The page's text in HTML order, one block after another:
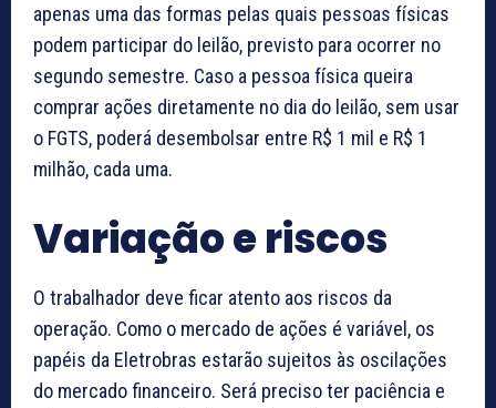
apenas uma das formas pelas quais pessoas físicas
podem participar do leilão, previsto para ocorrer no
segundo semestre. Caso a pessoa física queira
comprar ações diretamente no dia do leilão, sem usar
o FGTS, poderá desembolsar entre R$ 1 mil e R$ 1
milhão, cada uma.
Variação e riscos
O trabalhador deve ficar atento aos riscos da
operação. Como o mercado de ações é variável, os
papéis da Eletrobras estarão sujeitos às oscilações
do mercado financeiro. Será preciso ter paciência e